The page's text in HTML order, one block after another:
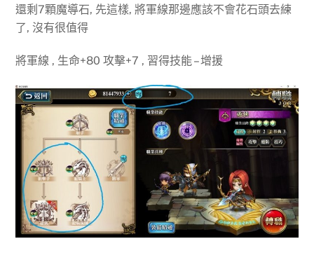
還剩7顆魔導石, 先這樣, 將軍線那邊應該不會花石頭去練
了, 沒有很值得
將軍線 , 生命+80 攻擊+7 , 習得技能 – 增援